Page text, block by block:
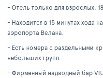
- Отель только для взрослых,
- Находится в 15 минутах хода
аэропорта Велана.
- Есть номера с раздельными
небольших групп.
- Фирменный надводный бар